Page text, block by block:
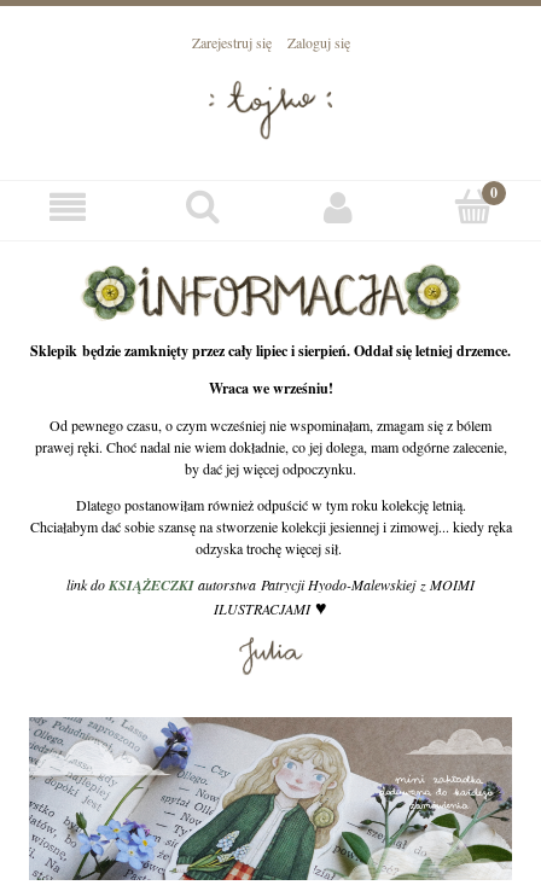
Zarejestruj się Zaloguj się
Sklepik będzie zamknięty przez cały lipiec i sierpień. Oddał się letniej drzemce.
Wraca we wrześniu!
Od pewnego czasu, o czym wcześniej nie wspominałam, zmagam się z bólem
prawej ręki. Choć nadal nie wiem dokładnie, co jej dolega, mam odgórne zalecenie,
by dać jej więcej odpoczynku.
Dlatego postanowiłam również odpuścić w tym roku kolekcję letnią.
Chciałabym dać sobie szansę na stworzenie kolekcji jesiennej i zimowej... kiedy ręka
odzyska trochę więcej sił.
link doKSIĄŻECZKIautorstwa Patrycji Hyodo-Malewskiej z MOIMI
ILUSTRACJAMI♥